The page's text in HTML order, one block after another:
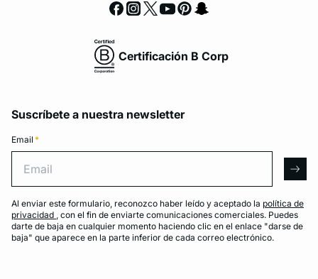
Certificación B Corp
Suscríbete a nuestra newsletter
Email *
Al enviar este formulario, reconozco haber leído y aceptado la política de
privacidad , con el fin de enviarte comunicaciones comerciales. Puedes
darte de baja en cualquier momento haciendo clic en el enlace "darse de
baja" que aparece en la parte inferior de cada correo electrónico.